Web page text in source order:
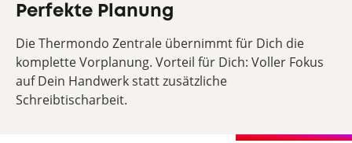
Perfekte Planung
Die Thermondo Zentrale übernimmt für Dich die
komplette Vorplanung. Vorteil für Dich: Voller Fokus
auf Dein Handwerk statt zusätzliche
Schreibtischarbeit.